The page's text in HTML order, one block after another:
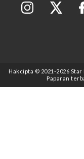
Hakcipta © 2021 -2026 Star
Paparan